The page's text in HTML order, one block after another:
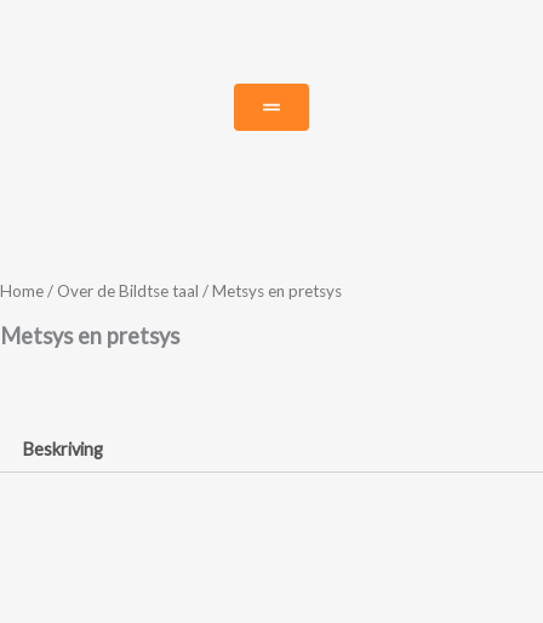
Home/ Over de Bildtse taal / Metsys en pretsys
Metsys en pretsys